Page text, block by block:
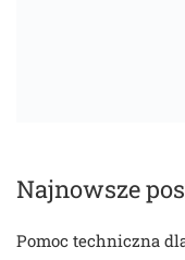
Najnowsze
Pomoc techniczna